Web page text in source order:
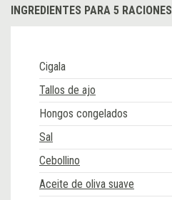
INGREDIENTES PARA 5 RACIONES
Cigala
Tallos de ajo
Hongos congelados
Sal
Cebollino
Aceite de oliva suave